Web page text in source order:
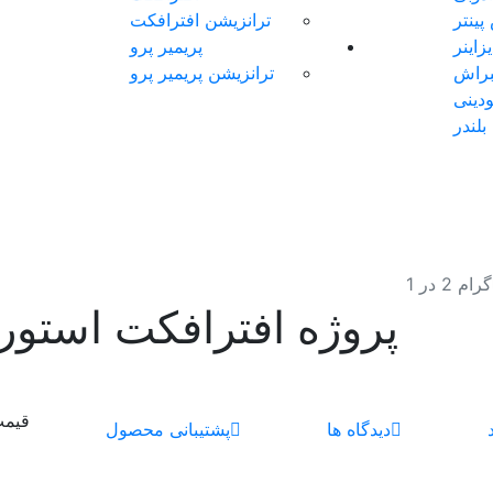
بلندر
ترانزیشن افترافکت
پریمیر پرو
ترانزیشن پریمیر پرو
در 1
پروژه افترافکت استوری
دیدگاه ها پشتیبانی محصول